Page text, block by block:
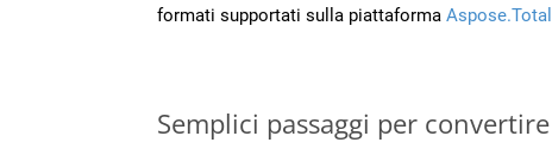
formati supportati sulla piattaforma
Semplici passaggi per